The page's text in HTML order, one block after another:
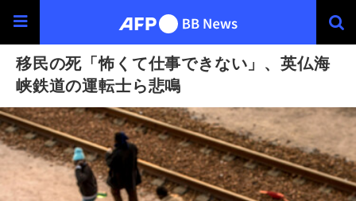
移民の死「怖くて仕事できない」、英仏海
峡鉄道の運転士ら悲鳴